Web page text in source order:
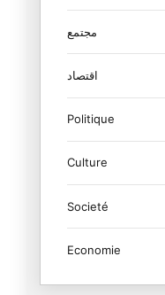
الجنس ب
الناتو
مجتمع
اقتصاد
Politique
Culture
Societé
Economie